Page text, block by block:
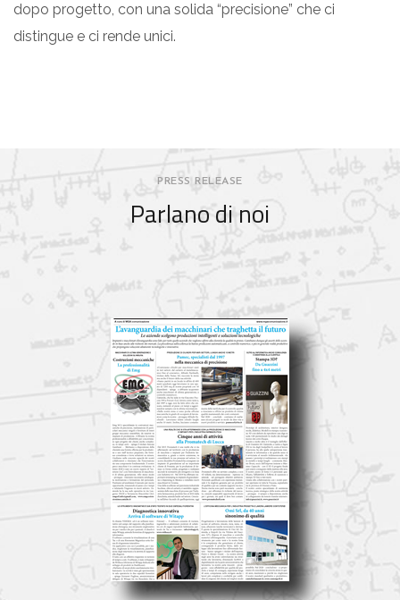
dopo progetto, con una solida “precisione” che ci
distingue e ci rende unici.
PRESS RELEASE
Parlano di noi